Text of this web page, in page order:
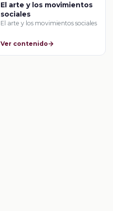
El arte y los movimientos
sociales
El arte y los movimientos sociales
Ver contenido